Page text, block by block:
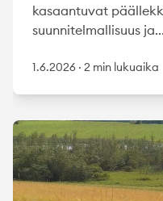
kasaantuvat
suunnitelmallisuus ja...
1.6.2026 · 2 min lukuaika